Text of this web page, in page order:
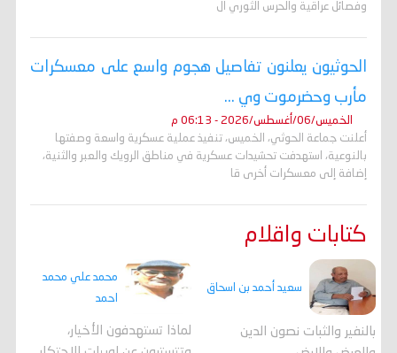
وفصائل عراقية والحرس الثوري ال
الحوثيون يعلنون تفاصيل هجوم واسع على معسكرات
مأرب وحضرموت وي ...
الخميس/06/أغسطس/2026 - 06:13 م
أعلنت جماعة الحوثي، الخميس، تنفيذ عملية عسكرية واسعة وصفتها
بالنوعية، استهدفت تحشيدات عسكرية في مناطق الرويك والعبر والثنية،
إضافة إلى معسكرات أخرى قا
كتابات واقلام
سعيد أحمد بن اسحاق
بالنفير والثبات نصون الدين
محمد علي محمد
احمد
لماذا تستهدفون الأخيار،